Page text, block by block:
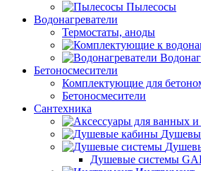
Пылесосы
Водонагреватели
Термостаты, аноды
Бетоносмесители
Комплектующие для
Бетоносмесители
Сантехника
Душевые системы